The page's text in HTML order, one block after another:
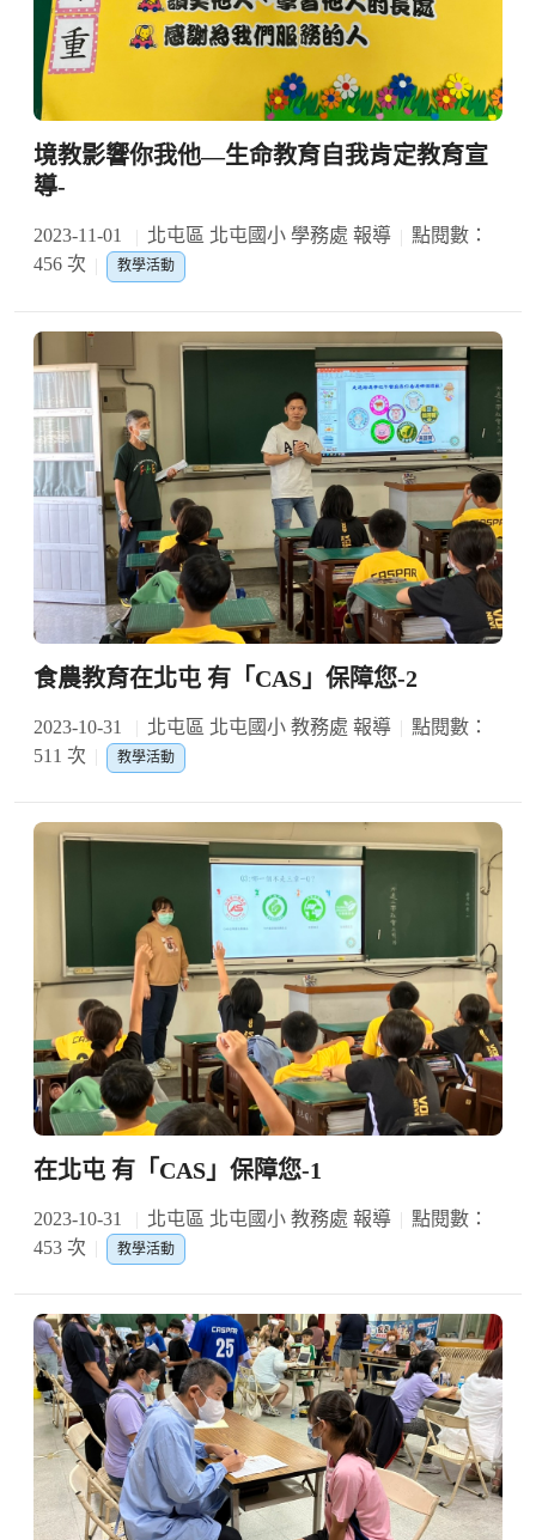
境教影響你我他—生命教育自我肯定教育宣
導-
2023-11-01 北屯區 北屯國小 學務處 報導
點閱數：
456 次
教學活動
食農教育在北屯 有「CAS」保障您-2
2023-10-31 北屯區 北屯國小 教務處 報導
點閱數：
511 次
教學活動
在北屯 有「CAS」保障您-1
2023-10-31 北屯區 北屯國小 教務處 報導
點閱數：
453 次
教學活動